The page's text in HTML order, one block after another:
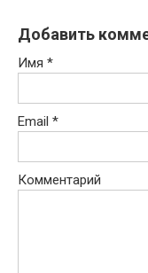
Добавить
Имя *
Email *
Комментарий